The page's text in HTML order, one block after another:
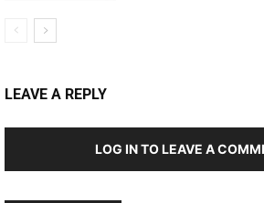
LEAVE A REPLY
LOG IN TO LEAVE A